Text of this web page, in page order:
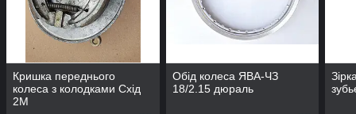
Кришка переднього
колеса з колодками Схід
2М
Обід колеса ЯВА-ЧЗ
18/2.15 дюраль